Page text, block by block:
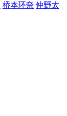
桥本环奈 仲野太